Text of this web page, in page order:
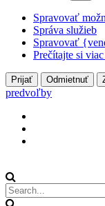
Spravovať
Správa služieb
Spravovať
Prečítajte si
Prijať Odmietnuť
predvoľby